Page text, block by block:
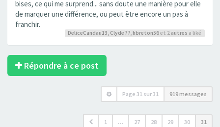
bises, ce qui me surprend... sans doute une manière pour elle
de marquer une différence, ou peut être encore un pas à
franchir.
DeliceCandau13, Clyde77, hbreton56et 2 autres a liké
Répondre à ce post
Page 31 sur31 919 messages
1 … 27 28 29 30 31